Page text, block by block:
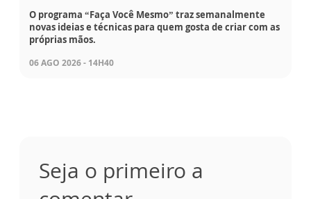
O programa “Faça Você Mesmo” traz semanalmente
novas ideias e técnicas para quem gosta de criar com as
próprias mãos.
06 AGO 2026 - 14H40
Seja o primeiro a